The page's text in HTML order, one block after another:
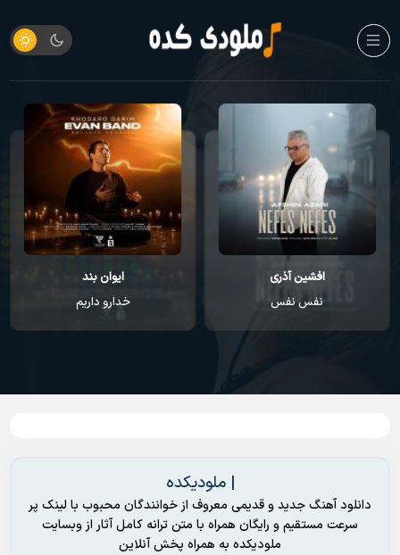
ایوان بند
خدارو داریم
راغب
عطر تو
| ملودیکده
دانلود آهنگ جدید و قدیمی معروف از خوانندگان محبوب با لینک پر
سرعت مستقیم و رایگان همراه با متن ترانه کامل آثار از وبسایت
ملودیکده به همراه پخش آنلاین